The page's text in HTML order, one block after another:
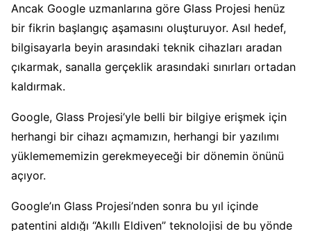
Ancak Google uzmanlarına göre Glass Projesi henüz
bir fikrin başlangıç aşamasını oluşturuyor. Asıl hedef,
bilgisayarla beyin arasındaki teknik cihazları aradan
çıkarmak, sanalla gerçeklik arasındaki sınırları ortadan
kaldırmak.
Google, Glass Projesi’yle belli bir bilgiye erişmek için
herhangi bir cihazı açmamızın, herhangi bir yazılımı
yüklemememizin gerekmeyeceği bir dönemin önünü
açıyor.
Google’ın Glass Projesi’nden sonra bu yıl içinde
patentini aldığı “Akıllı Eldiven” teknolojisi de bu yönde